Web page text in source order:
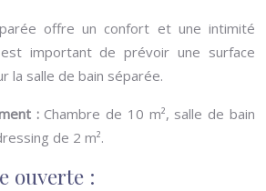
offre un confort et une intimité
important de prévoir une surface
la salle de bain séparée.
: Chambre de 10 m², salle de bain
de 2 m².
ouverte :